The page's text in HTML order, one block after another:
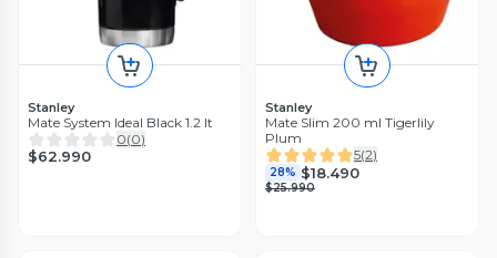
Stanley
Mate System Ideal Black 1.2 lt
0(0)
$62.990
Stanley
Mate Slim 200 ml Tigerlily
Plum
5(2)
28% $18.490
$25.990